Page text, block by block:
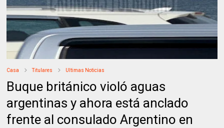
Casa Titulares Ultimas Noticias
Buque británico violó aguas
argentinas y ahora está anclado
frente al consulado Argentino en